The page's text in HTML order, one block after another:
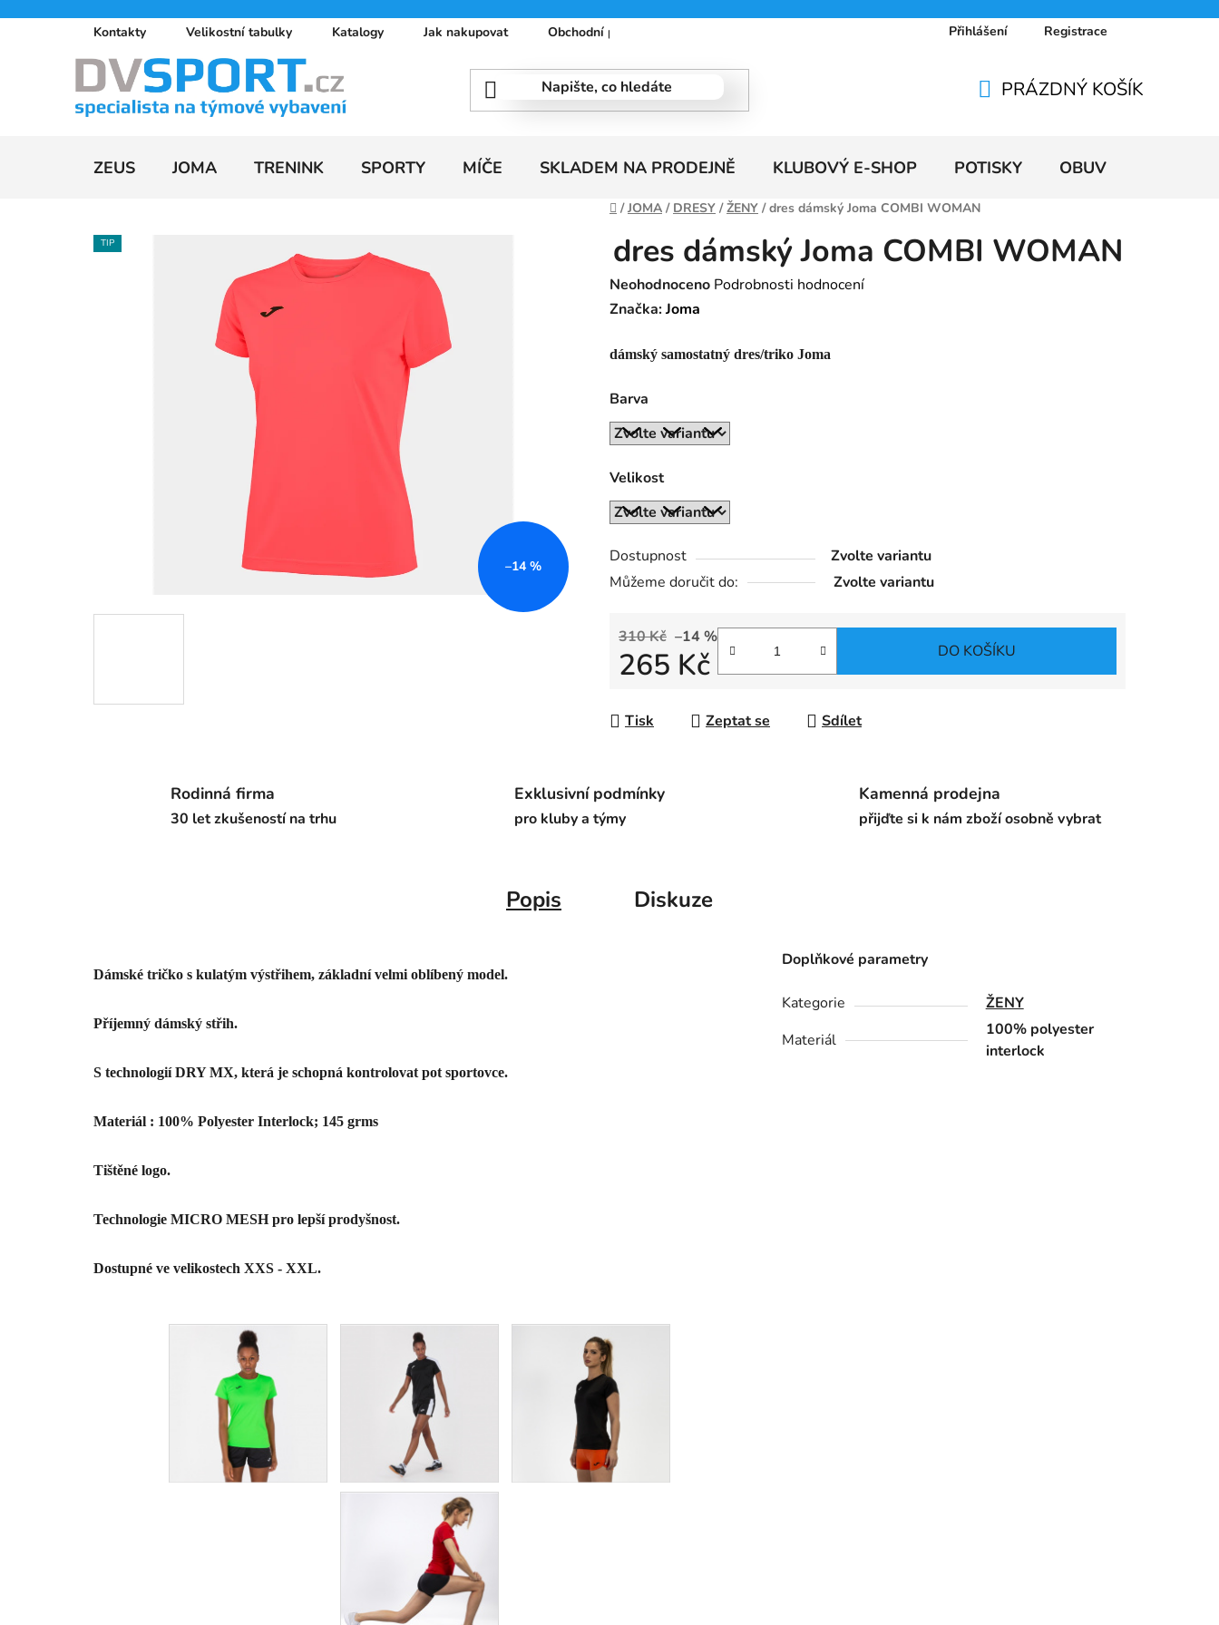
Kontakty Velikostní tabulky Katalogy Jak nakupovat Obchodní podmínky Doprava a platby Ceníky
Přihlášení Registrace
KOŠÍK
PRÁZDNÝ KOŠÍK
ZEUS JOMA TRENINK SPORTY MÍČE SKLADEM NA PRODEJNĚ KLUBOVÝ E-SHOP POTISKY OBUV
Domů
/ JOMA / DRESY / ŽENY / dres dámský Joma COMBI WOMAN
dres dámský Joma COMBI WOMAN
Průměrné
hodnocení
je
z
5
Neohodnoceno Podrobnosti hodnocení
Značka:Joma
dámský samostatný dres/triko Joma
Barva
Velikost
Dostupnost
Zvolte variantu
Můžeme doručit do:
Zvolte variantu
310 Kč –14 %
265 Kč DO KOŠÍKU
Tisk Zeptat se Sdílet
TIP
–14 %
Rodinná firma
30 let zkušeností na trhu
Exklusivní podmínky
pro kluby a týmy
Kamenná prodejna
přijďte si k nám zboží osobně vybrat
Popis Diskuze
Dámské tričko s kulatým výstřihem, základní velmi oblíbený model.
Příjemný dámský střih.
S technologií DRY MX, která je schopná kontrolovat pot sportovce.
Materiál : 100% Polyester Interlock; 145 grms
Tištěné logo.
Technologie MICRO MESH pro lepší prodyšnost.
Dostupné ve velikostech XXS - XXL.
Doplňkové parametry
Kategorie
ŽENY
Materiál
100% polyester
interlock